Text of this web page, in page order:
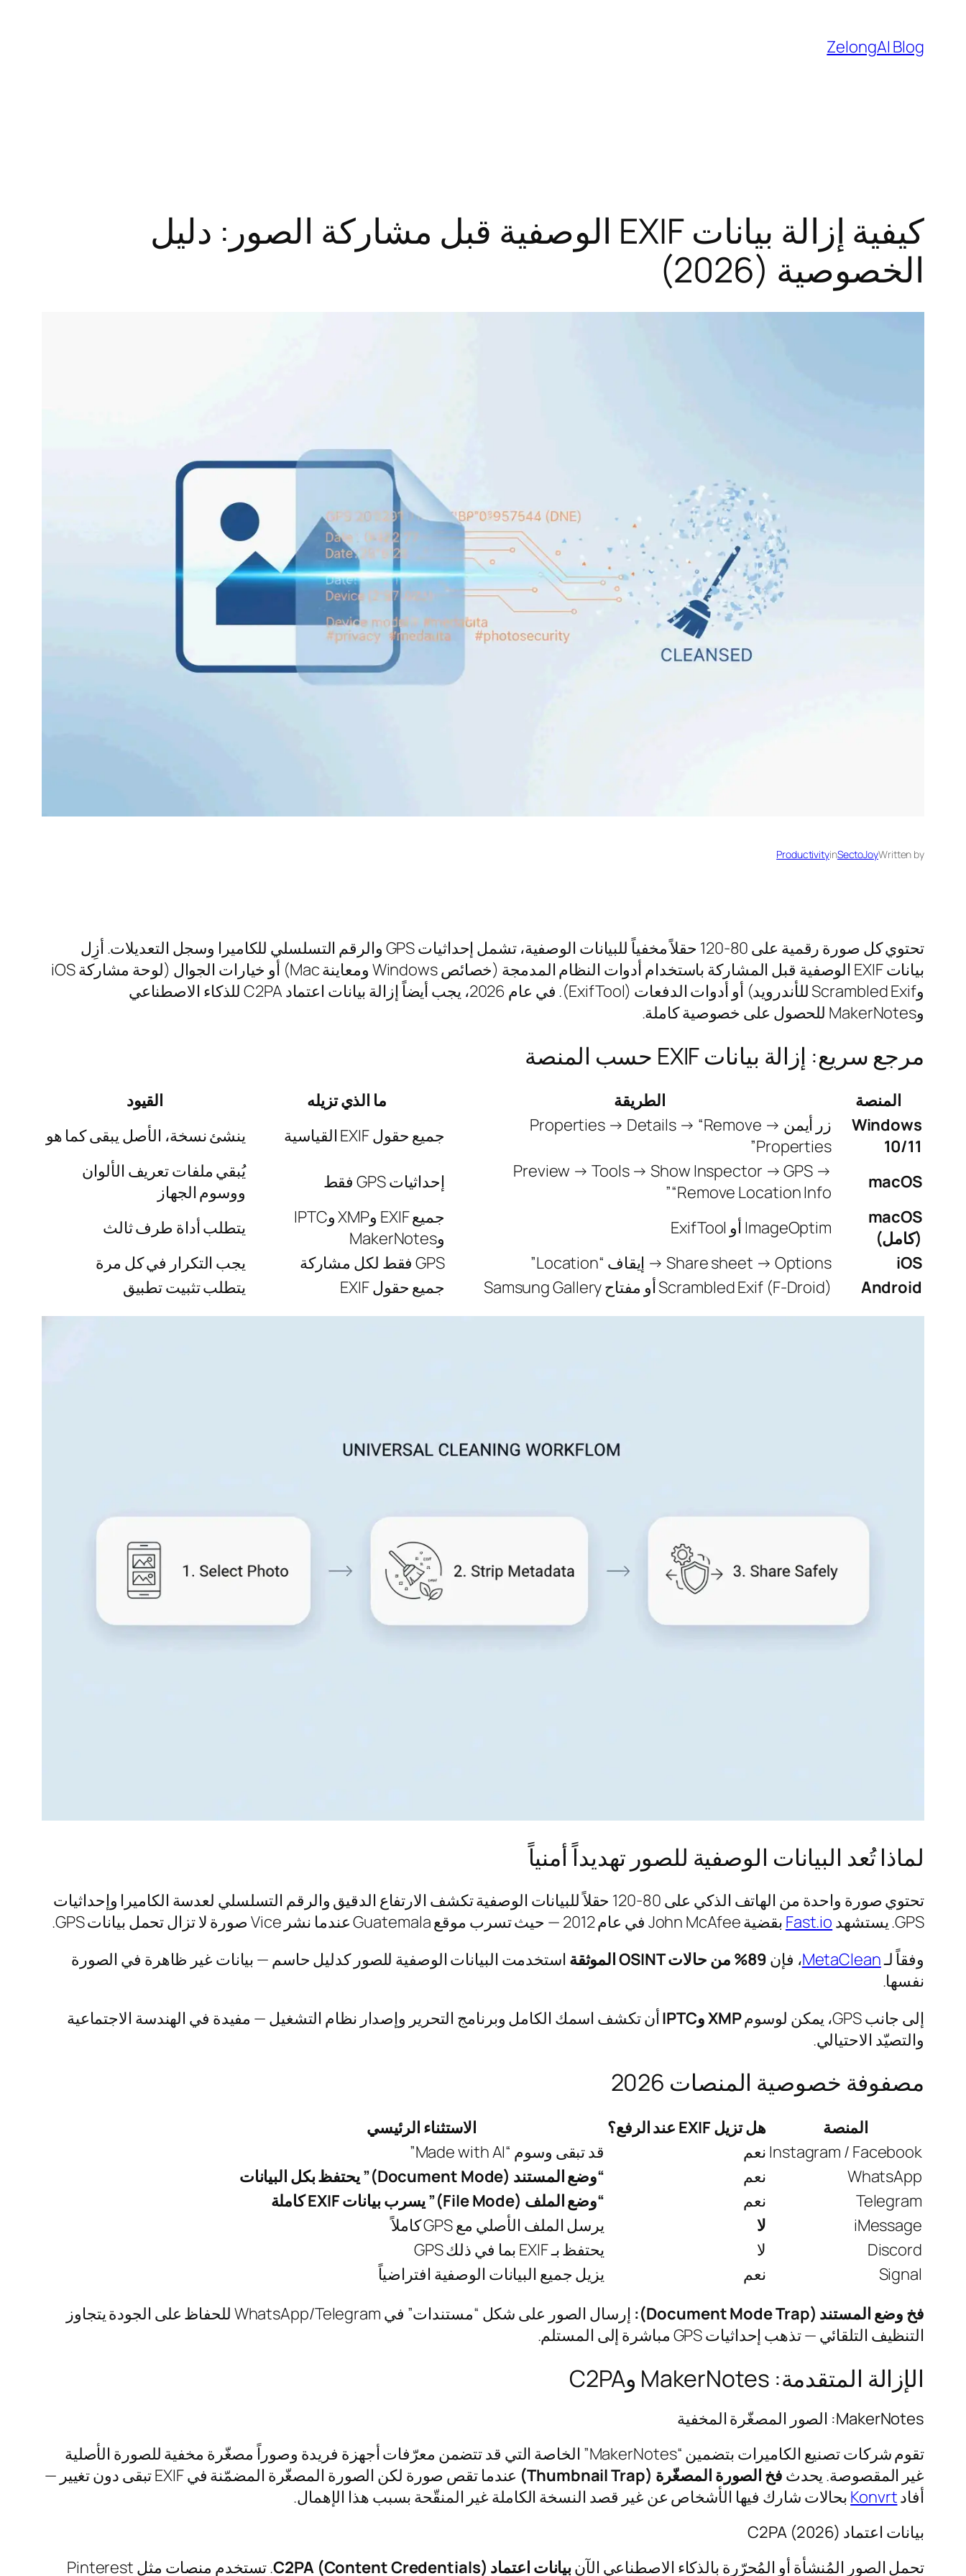
المحتوى
ZelongAI Blog
كيفية إزالة بيانات EXIF الوصفية قبل مشاركة الصور: دليل
الخصوصية (2026)
Written by
SectoJoy
in
Productivity
تحتوي كل صورة رقمية على 80-120 حقلاً مخفياً للبيانات الوصفية، تشمل إحداثيات GPS والرقم التسلسلي للكاميرا وسجل التعديلات. أزِل
بيانات EXIF الوصفية قبل المشاركة باستخدام أدوات النظام المدمجة (خصائص Windows ومعاينة Mac) أو خيارات الجوال (لوحة مشاركة iOS
وScrambled Exif للأندرويد) أو أدوات الدفعات (ExifTool). في عام 2026، يجب أيضاً إزالة بيانات اعتماد C2PA للذكاء الاصطناعي
وMakerNotes للحصول على خصوصية كاملة.
مرجع سريع: إزالة بيانات EXIF حسب المنصة
المنصة الطريقة ما الذي تزيله
القيود
Windows
10/11
زر أيمن → Properties → Details → “Remove
Properties”
جميع حقول EXIF القياسية ينشئ نسخة، الأصل يبقى كما هو
macOS
Preview → Tools → Show Inspector → GPS →
“Remove Location Info”
إحداثيات GPS فقط
يُبقي ملفات تعريف الألوان
ووسوم الجهاز
macOS
(كامل)
ImageOptim أو ExifTool
جميع EXIF وXMP وIPTC
وMakerNotes
يتطلب أداة طرف ثالث
iOS
Share sheet → Options → إيقاف “Location” GPS فقط لكل مشاركة
يجب التكرار في كل مرة
Android
Scrambled Exif (F-Droid) أو مفتاح Samsung Gallery جميع حقول EXIF يتطلب تثبيت تطبيق
لماذا تُعد البيانات الوصفية للصور تهديداً أمنياً
تحتوي صورة واحدة من الهاتف الذكي على 80-120 حقلاً للبيانات الوصفية تكشف الارتفاع الدقيق والرقم التسلسلي لعدسة الكاميرا وإحداثيات
GPS. يستشهد
Fast.io بقضية John McAfee في عام 2012 — حيث تسرب موقع Guatemala عندما نشر Vice صورة لا تزال تحمل بيانات GPS.
وفقاً لـMetaClean، فإن 89% من حالات OSINT الموثقة
استخدمت البيانات الوصفية للصور كدليل حاسم — بيانات غير ظاهرة في الصورة
نفسها.
إلى جانب GPS، يمكن لوسوم
XMP وIPTC
أن تكشف اسمك الكامل وبرنامج التحرير وإصدار نظام التشغيل — مفيدة في الهندسة الاجتماعية
والتصيّد الاحتيالي.
مصفوفة خصوصية المنصات 2026
المنصة هل تزيل EXIF عند الرفع؟
الاستثناء الرئيسي
Instagram / Facebook نعم
قد تبقى وسوم “Made with AI”
WhatsApp
نعم
“وضع المستند (Document Mode)” يحتفظ بكل البيانات
Telegram
نعم
“وضع الملف (File Mode)” يسرب بيانات EXIF كاملة
iMessage
لا
يرسل الملف الأصلي مع GPS كاملاً
Discord
لا
يحتفظ بـ EXIF بما في ذلك GPS
Signal
نعم
يزيل جميع البيانات الوصفية افتراضياً
فخ وضع المستند (Document Mode Trap):
إرسال الصور على شكل “مستندات” في WhatsApp/Telegram للحفاظ على الجودة يتجاوز
التنظيف التلقائي — تذهب إحداثيات GPS مباشرة إلى المستلم.
الإزالة المتقدمة: MakerNotes وC2PA
MakerNotes: الصور المصغّرة المخفية
تقوم شركات تصنيع الكاميرات بتضمين “MakerNotes” الخاصة التي قد تتضمن معرّفات أجهزة فريدة وصوراً مصغّرة مخفية للصورة الأصلية
غير المقصوصة. يحدث فخ الصورة المصغّرة (Thumbnail Trap)
عندما تقص صورة لكن الصورة المصغّرة المضمّنة في EXIF تبقى دون تغيير —
أفادKonvrt بحالات شارك فيها الأشخاص عن غير قصد النسخة الكاملة غير المنقّحة بسبب هذا الإهمال.
بيانات اعتماد C2PA (2026)
تحمل الصور المُنشأة أو المُحرّرة بالذكاء الاصطناعي الآنبيانات اعتماد C2PA (Content Credentials) . تستخدم منصات مثل Pinterest